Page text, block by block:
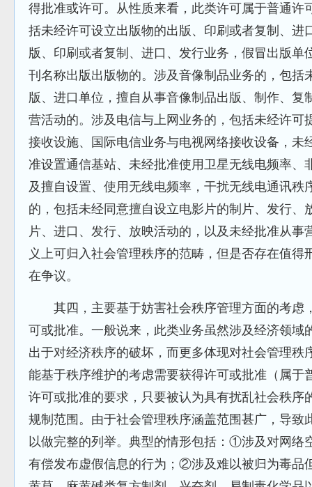
得批准或许可。从性质来看，此类许可属于普通许
括未经许可设立出版物的出版、印刷或者复制、进
版、印刷或者复制、进口、发行业务，假冒出版单
刊名称出版出版物的。涉及音像制品业务的，包括
版、进口单位，擅自从事音像制品出版、制作、复
营活动的。涉及电信与上网业务的，包括未经许可
接收设施、国际电信业务与电视网络接收设备，未
准设置通信基站、未经批准使用卫星无线电频率、
及擅自设置、使用无线电频率，干扰无线电通讯秩
的，包括未经同意擅自设立电影片的制片、发行、
片、进口、发行、放映活动的，以及未经批准从事
义上可归入社会管理秩序的范畴，但是否存在值得
在争议。
其四，主要基于妨害社会秩序管理方面的考虑
可或批准。一般说来，此类业务虽然涉及经济领域
出于对经济秩序的破坏，而更多体现对社会管理秩
能基于秩序维护的考虑需要获得许可或批准（属于
许可或批准的要求，只要被认为具有扰乱社会秩序
规制范围。由于社会管理秩序涵盖范围甚广，导致
以做完整的列举。典型的情形包括：①涉及对网络
有偿发布虚假信息的行为；②涉及难以被归为毒品